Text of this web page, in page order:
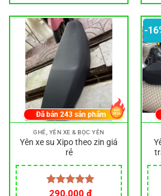
GHẾ, YÊN XE & BỌC YÊN
Yên xe su Xipo theo zin giá
rẻ
Được xếp
290,000 ₫
Đã bán243 sản phẩm
-